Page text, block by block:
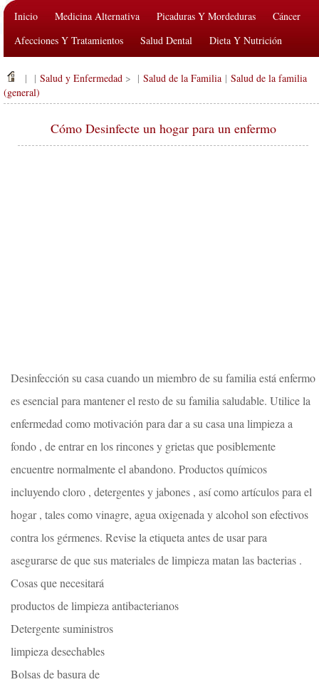
Inicio Medicina Alternativa Picaduras Y Mordeduras
Cáncer
Afecciones Y Tratamientos
Salud Dental
Dieta Y Nutrición
Salud Pública Y Seguridad
| | Salud y Enfermedad > | Salud de la Familia | Salud de la familia
(general)
Cómo Desinfecte un hogar para un enfermo
Desinfección su casa cuando un miembro de su familia está enfermo
es esencial para mantener el resto de su familia saludable. Utilice la
enfermedad como motivación para dar a su casa una limpieza a
fondo , de entrar en los rincones y grietas que posiblemente
encuentre normalmente el abandono. Productos químicos
incluyendo cloro , detergentes y jabones , así como artículos para el
hogar , tales como vinagre, agua oxigenada y alcohol son efectivos
contra los gérmenes. Revise la etiqueta antes de usar para
asegurarse de que sus materiales de limpieza matan las bacterias .
Cosas que necesitará
productos de limpieza antibacterianos
Detergente suministros
limpieza desechables
Bolsas de basura de